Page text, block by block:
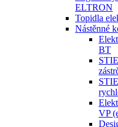
ELTRON
Topidla
Nástěnné
BT
VP